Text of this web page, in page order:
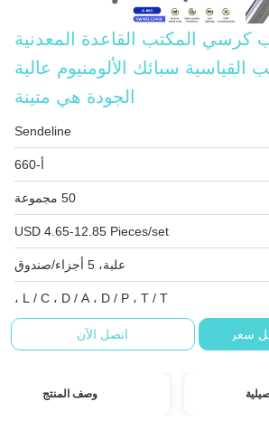
كرسي المكتب القاعدة المعدنية
سبائك الألومنيوم عالية
الجودة هي متينة
Sendeline
أ-660
50 مجموعة
USD 4.65-12.85 Pieces/set
علبة، 5 أجزاء/صندوق
L / C ، D / A ، D / P ، T / T ،
سعر اتصل الآن
وصف المنتج